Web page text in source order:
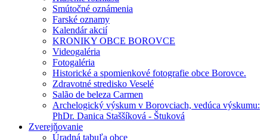
Smútočné oznámenia
Farské oznamy
Kalendár akcií
KRONIKY OBCE BOROVCE
Videogaléria
Fotogaléria
Historické a spomienkové fotografie obce Borovce.
Zdravotné stredisko Veselé
Salão de beleza Carmen
Archelogický výskum v Borovciach, vedúca výskumu:
PhDr. Danica Staššíková - Štuková
Zverejňovanie
Úradná tabuľa obce